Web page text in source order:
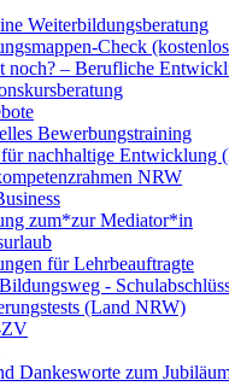
Weiterbildungsberatung
Check
noch? – Berufliche
Bewerbungstraining
nachhaltige Entwicklung
NRW
zum*zur Mediator*in
für Lehrbeauftragte
-
(Land NRW)
ZV
Dankesworte zum